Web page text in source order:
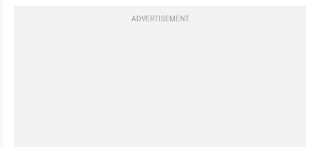
ADVERTISEMENT